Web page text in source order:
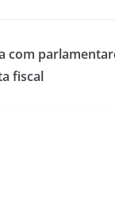
com
fiscal